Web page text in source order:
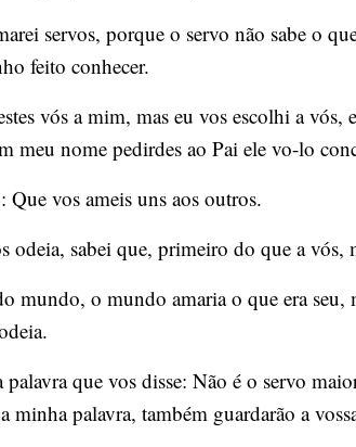
servos, porque o servo não sabe o
feito conhecer.
vós a mim, mas eu vos escolhi a
meu nome pedirdes ao Pai ele vo-lo
Que vos ameis uns aos outros.
odeia, sabei que, primeiro do que a vós,
mundo, o mundo amaria o que era
que vos disse: Não é o servo
minha palavra, também guardarão a